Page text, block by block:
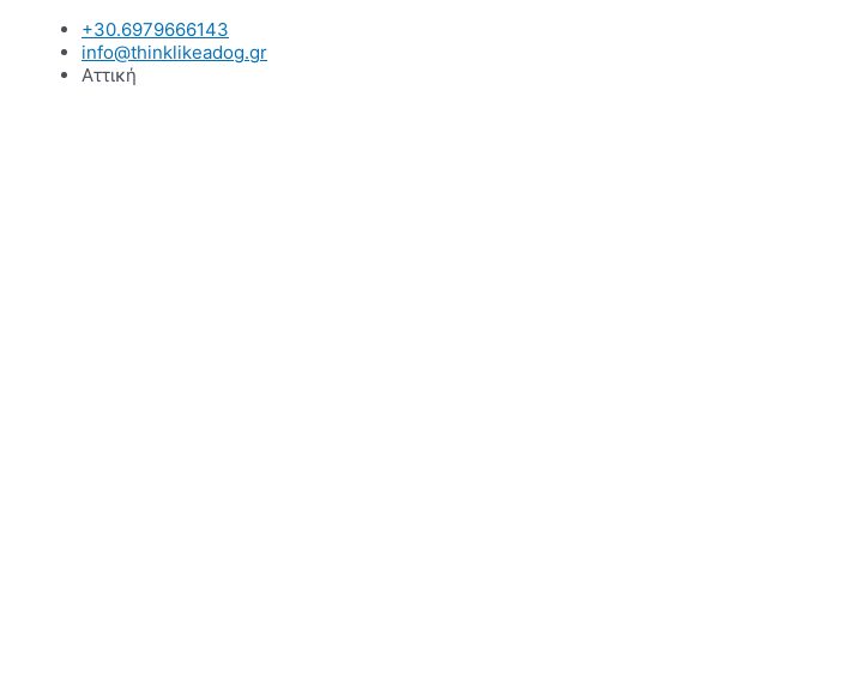
Μετάβαση
περιεχόμενο
+30.6979666143
info@thinklikeadog.gr
Αττική